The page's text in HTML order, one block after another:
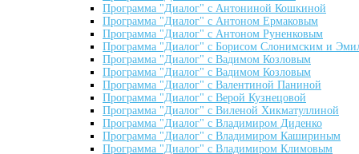
Программа "Диалог" с Антониной Кошкиной
Программа "Диалог" с Антоном Ермаковым
Программа "Диалог" с Антоном Руненковым
Программа "Диалог" с Борисом Слонимским и
Программа "Диалог" с Вадимом Козловым
Программа "Диалог" с Вадимом Козловым
Программа "Диалог" с Валентиной Паниной
Программа "Диалог" с Верой Кузнецовой
Программа "Диалог" с Виленой Хикматуллиной
Программа "Диалог" с Владимиром Диденко
Программа "Диалог" с Владимиром Кашириным
Программа "Диалог" с Владимиром Климовым